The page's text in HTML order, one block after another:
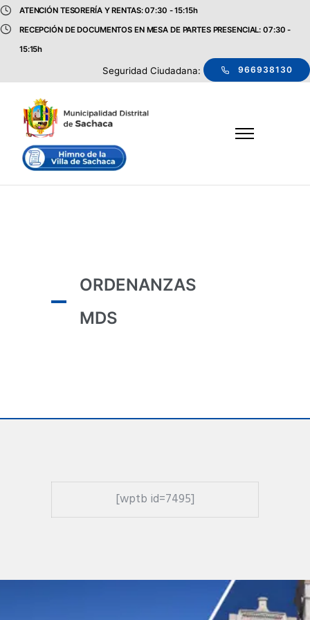
ATENCIÓN TESORERÍA Y RENTAS: 07:30 - 15:15h
RECEPCIÓN DE DOCUMENTOS EN MESA DE PARTES PRESENCIAL: 07:30 -
15:15h
Seguridad Ciudadana: 966938130
ORDENANZAS
MDS
[wptb id=7495]